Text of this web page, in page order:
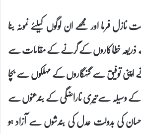
نازل فرما اور مجھے ان لوگوں کیلئے نمونہ بنا
ذریعہ خطاکاروں کے گرنے کے مقامات سے
نے اپنی توفیق سے گنہگاروں کے مہلکوں سے بچا
کے وسیلہ سے تیری ناراضگی کے بندھنوں سے
کی بدولت عدل کی بندشوں سے آزاد ہو